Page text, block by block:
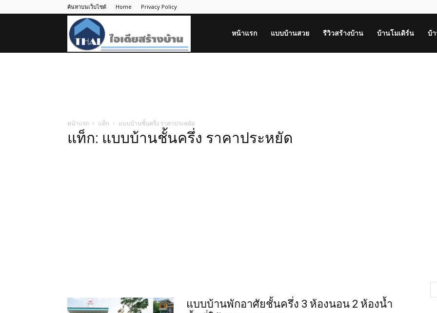
ค้นหาบนเว็บไซต์ Home Privacy Policy
หน้าแรก แบบบ้านสวย รีวิวสร้างบ้าน บ้านโมเดิร์น บ้
หน้าแรก แท็ก แบบบ้านชั้นครึ่ง ราคาประหยัด
แท็ก: แบบบ้านชั้นครึ่ง ราคาประหยัด
แบบบ้านพักอาศัยชั้นครึ่ง 3 ห้องนอน 2 ห้องน้ำ